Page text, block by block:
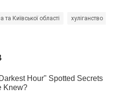
Київської області хуліганство